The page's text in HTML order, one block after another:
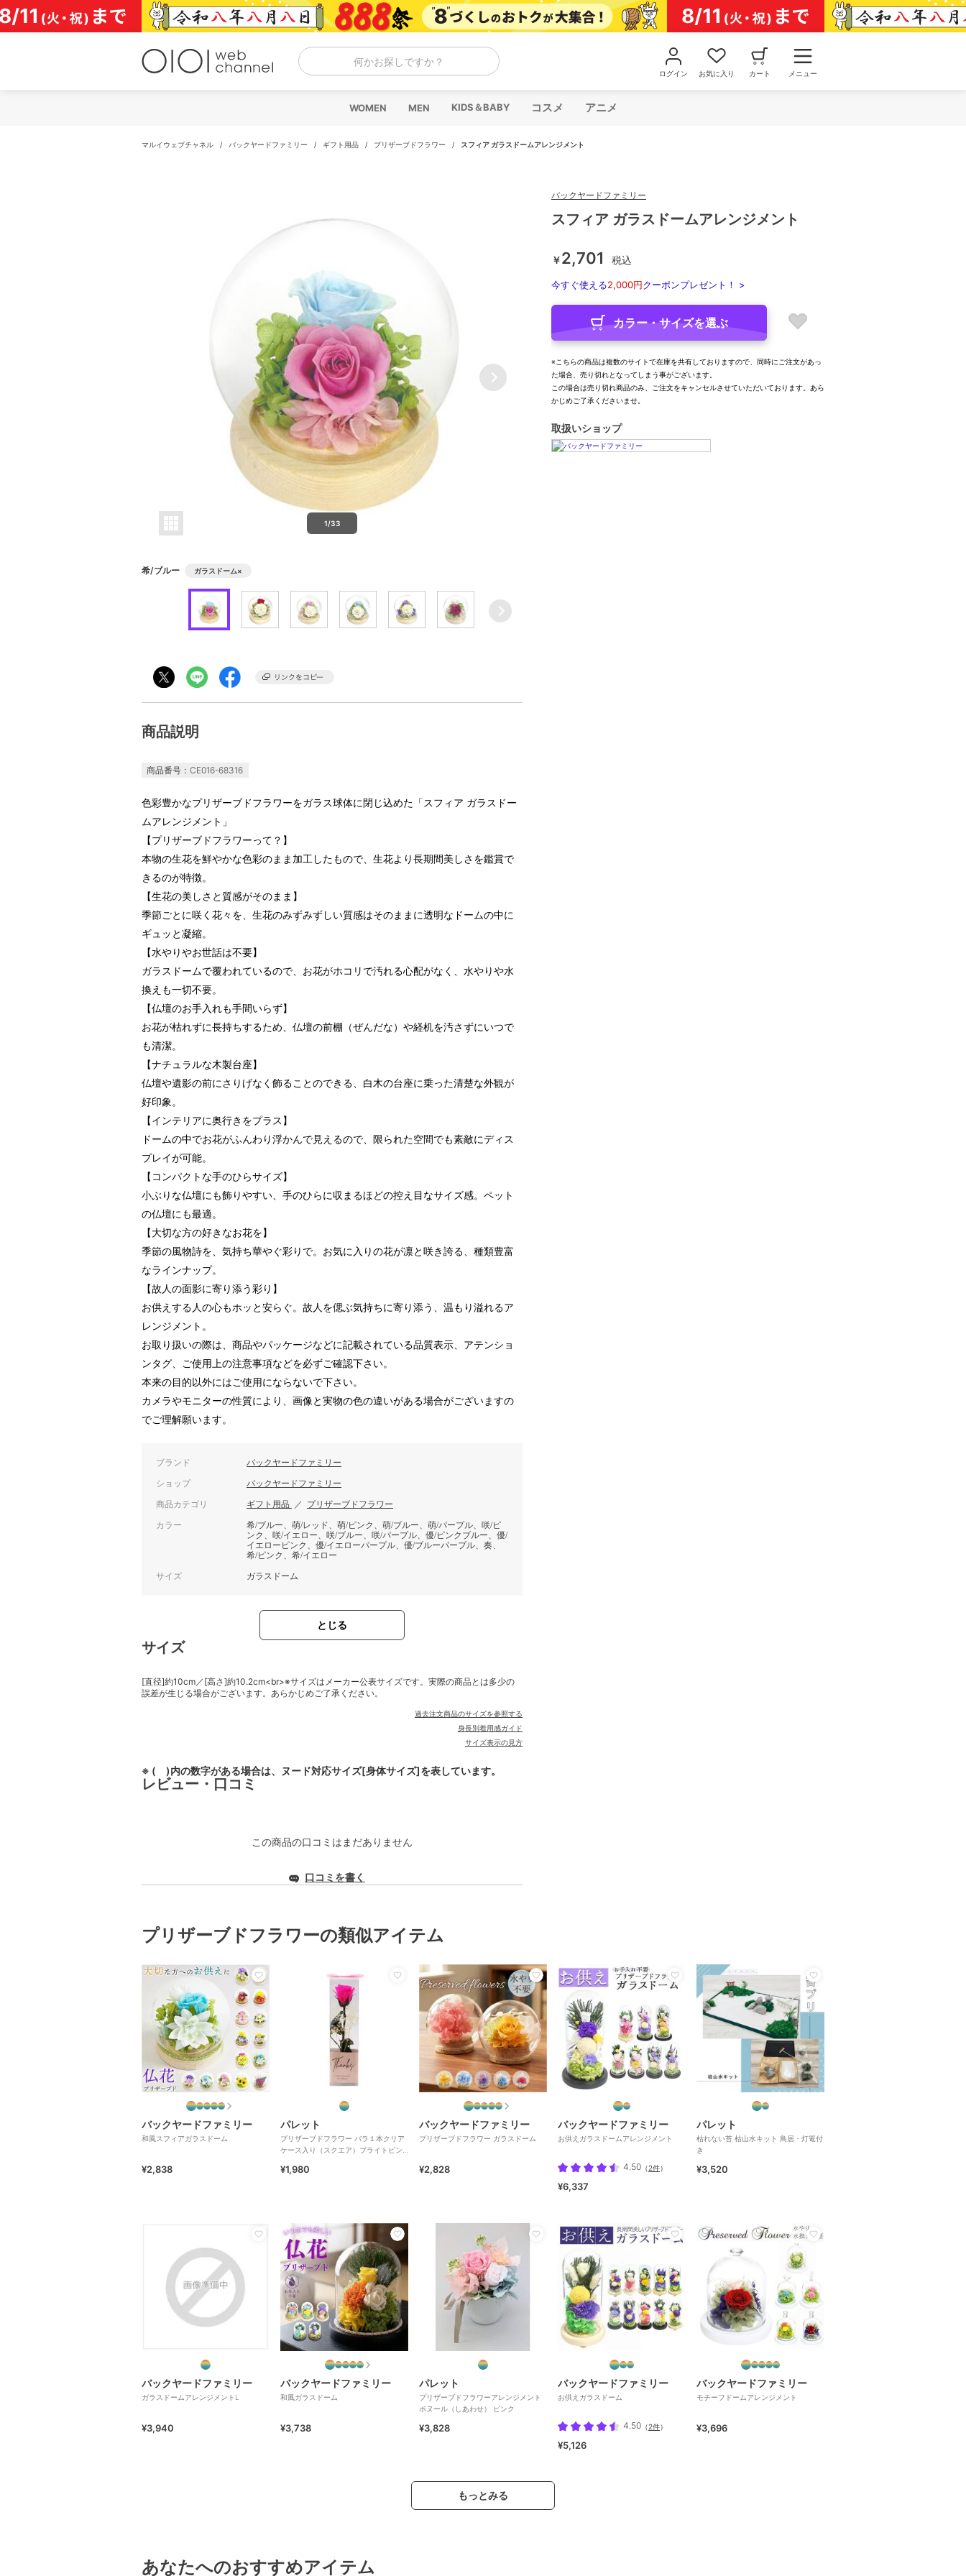
コ
ン
テ
何かお探しですか？
ログイン お気に入り カート メニュー
WOMEN MEN KIDS＆BABY コスメ アニメ
マルイウェブチャネル / バックヤードファミリー / ギフト用品 / プリザーブドフラワー / スフィア ガラスドームアレンジメント
1/33
希/ブルー ガラスドーム×
商品説明
商品番号：CE016-68316
色彩豊かなプリザーブドフラワーをガラス球体に閉じ込めた「スフィア ガラスドー
ムアレンジメント」
【プリザーブドフラワーって？】
本物の生花を鮮やかな色彩のまま加工したもので、生花より長期間美しさを鑑賞で
きるのが特徴。
【生花の美しさと質感がそのまま】
季節ごとに咲く花々を、生花のみずみずしい質感はそのままに透明なドームの中に
ギュッと凝縮。
【水やりやお世話は不要】
ガラスドームで覆われているので、お花がホコリで汚れる心配がなく、水やりや水
換えも一切不要。
【仏壇のお手入れも手間いらず】
お花が枯れずに長持ちするため、仏壇の前棚（ぜんだな）や経机を汚さずにいつで
も清潔。
【ナチュラルな木製台座】
仏壇や遺影の前にさりげなく飾ることのできる、白木の台座に乗った清楚な外観が
好印象。
【インテリアに奥行きをプラス】
ドームの中でお花がふんわり浮かんで見えるので、限られた空間でも素敵にディス
プレイが可能。
【コンパクトな手のひらサイズ】
小ぶりな仏壇にも飾りやすい、手のひらに収まるほどの控え目なサイズ感。ペット
の仏壇にも最適。
【大切な方の好きなお花を】
季節の風物詩を、気持ち華やぐ彩りで。お気に入りの花が凛と咲き誇る、種類豊富
なラインナップ。
【故人の面影に寄り添う彩り】
お供えする人の心もホッと安らぐ。故人を偲ぶ気持ちに寄り添う、温もり溢れるア
レンジメント。
お取り扱いの際は、商品やパッケージなどに記載されている品質表示、アテンショ
ンタグ、ご使用上の注意事項などを必ずご確認下さい。
本来の目的以外にはご使用にならないで下さい。
カメラやモニターの性質により、画像と実物の色の違いがある場合がございますの
でご理解願います。
ブランド バックヤードファミリー
ショップ バックヤードファミリー
商品カテゴリ ギフト用品 ／ プリザーブドフラワー
カラー
希/ブルー、萌/レッド、萌/ピンク、萌/ブルー、萌/パープル、咲/ピ
ンク、咲/イエロー、咲/ブルー、咲/パープル、優/ピンクブルー、優/
イエローピンク、優/イエローパープル、優/ブルーパープル、奏、
希/ピンク、希/イエロー
サイズ ガラスドーム
とじる
サイズ
[直径]約10cm／[高さ]約10.2cm<br>※サイズはメーカー公表サイズです。実際の商品とは多少の
誤差が生じる場合がございます。あらかじめご了承ください。
過去注文商品のサイズを参照する
身長別着用感ガイド
サイズ表示の見方
※ ( )内の数字がある場合は、ヌード対応サイズ[身体サイズ]を表しています。
レビュー・口コミ
この商品の口コミはまだありません
口コミを書く
バックヤードファミリー
スフィア ガラスドームアレンジメント
￥2,701 税込
今すぐ使える2,000円クーポンプレゼント！ >
カラー・サイズを選ぶ
※こちらの商品は複数のサイトで在庫を共有しておりますので、同時にご注文があっ
た場合、売り切れとなってしまう事がございます。
この場合は売り切れ商品のみ、ご注文をキャンセルさせていただいております。あら
かじめご了承くださいませ。
取扱いショップ
プリザーブドフラワーの類似アイテム
バックヤードファミリー
和風スフィアガラスドーム
¥2,838
パレット
プリザーブドフラワー バラ１本クリア
ケース入り（スクエア）ブライトピン
¥1,980
バックヤードファミリー
プリザーブドフラワー ガラスドーム
¥2,828
バックヤードファミリー
お供えガラスドームアレンジメント
4.50 （2件）
¥6,337
パレット
枯れない苔 枯山水キット 鳥居・灯篭付
き
¥3,520
バックヤードファミリー
ガラスドームアレンジメントL
¥3,940
バックヤードファミリー
和風ガラスドーム
¥3,738
パレット
プリザーブドフラワーアレンジメント
ボヌール（しあわせ） ピンク
¥3,828
バックヤードファミリー
お供えガラスドーム
4.50 （2件）
¥5,126
バックヤードファミリー
モチーフドームアレンジメント
¥3,696
もっとみる
あなたへのおすすめアイテム